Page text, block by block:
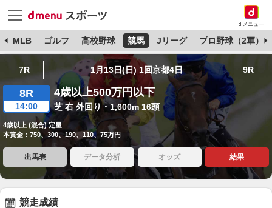
dメニュー
MLB ゴルフ 高校野球 競馬 Jリーグ プロ野球（2軍）
7R 1月13日(日) 1回京都4日 9R
8R
14:00
4歳以上500万円以下
芝 右 外回り・1,600m 16頭
4歳以上 (混合) 定量
本賞金：750、300、190、110、75万円
出馬表 データ分析 オッズ 結果
競走成績